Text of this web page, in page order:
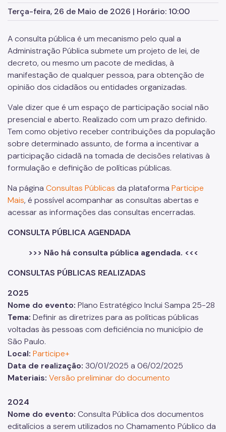
Conselho Municipal da Pessoa com Deficiência (CMPD)
Informações para a imprensa sobre a SMPED
Notícias da SMPED
Fale com a SMPED
Terça-feira, 26 de Maio de 2026 | Horário: 10:00
A consulta pública é um mecanismo pelo qual a
Administração Pública submete um projeto de lei, de
decreto, ou mesmo um pacote de medidas, à
manifestação de qualquer pessoa, para obtenção de
opinião dos cidadãos ou entidades organizadas.
Vale dizer que é um espaço de participação social não
presencial e aberto. Realizado com um prazo definido.
Tem como objetivo receber contribuições da população
sobre determinado assunto, de forma a incentivar a
participação cidadã na tomada de decisões relativas à
formulação e definição de políticas públicas.
Na página Consultas Públicas da plataforma Participe
Mais, é possível acompanhar as consultas abertas e
acessar as informações das consultas encerradas.
CONSULTA PÚBLICA AGENDADA
>>> Não há consulta pública agendada. <<<
CONSULTAS PÚBLICAS REALIZADAS
2025
Nome do evento: Plano Estratégico Inclui Sampa 25-28
Tema: Definir as diretrizes para as políticas públicas
voltadas às pessoas com deficiência no município de
São Paulo.
Local: Participe+
Data de realização: 30/01/2025 a 06/02/2025
Materiais: Versão preliminar do documento
2024
Nome do evento: Consulta Pública dos documentos
editalícios a serem utilizados no Chamamento Público da